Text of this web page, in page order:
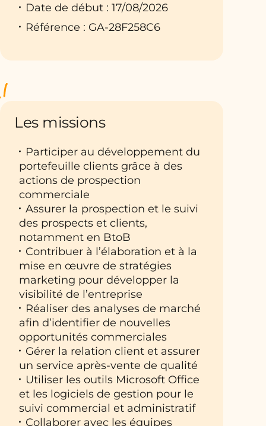
Date de début : 17/08/2026
Référence : GA-28F258C6
Les missions
Participer au développement du
portefeuille clients grâce à des
actions de prospection
commerciale
Assurer la prospection et le suivi
des prospects et clients,
notamment en BtoB
Contribuer à l’élaboration et à la
mise en œuvre de stratégies
marketing pour développer la
visibilité de l’entreprise
Réaliser des analyses de marché
afin d’identifier de nouvelles
opportunités commerciales
Gérer la relation client et assurer
un service après-vente de qualité
Utiliser les outils Microsoft Office
et les logiciels de gestion pour le
suivi commercial et administratif
Collaborer avec les équipes